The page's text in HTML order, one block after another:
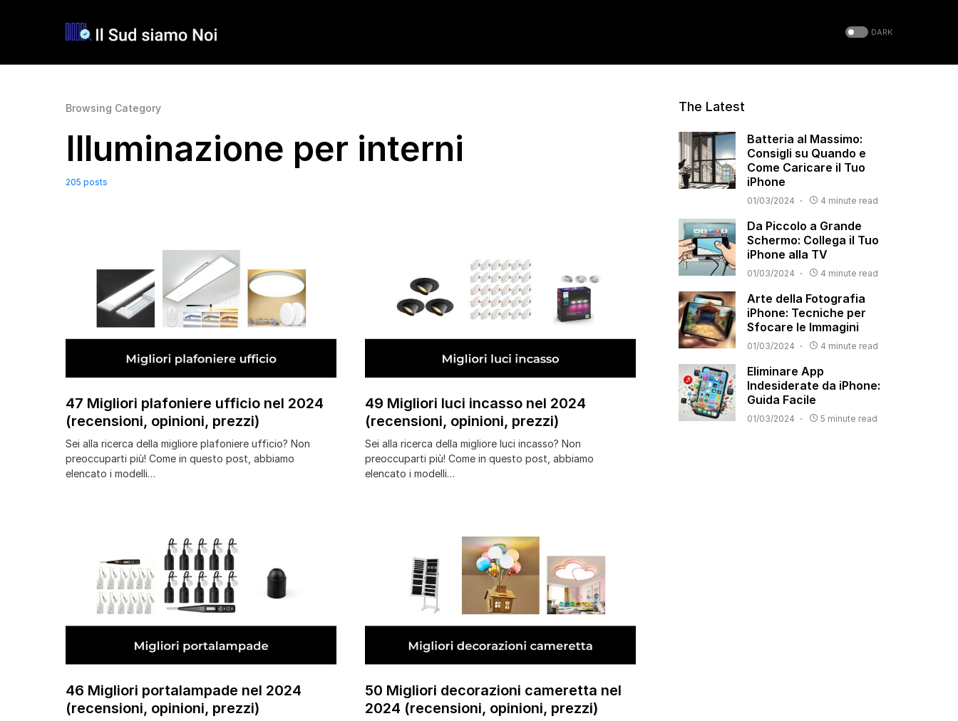
DARK
Browsing Category
Illuminazione per interni
205 posts
47 Migliori plafoniere ufficio nel 2024
(recensioni, opinioni, prezzi)
Sei alla ricerca della migliore plafoniere ufficio? Non
preoccuparti più! Come in questo post, abbiamo
elencato i modelli…
49 Migliori luci incasso nel 2024
(recensioni, opinioni, prezzi)
Sei alla ricerca della migliore luci incasso? Non
preoccuparti più! Come in questo post, abbiamo
elencato i modelli…
46 Migliori portalampade nel 2024
(recensioni, opinioni, prezzi)
50 Migliori decorazioni cameretta nel
2024 (recensioni, opinioni, prezzi)
The Latest
Batteria al Massimo:
Consigli su Quando e
Come Caricare il Tuo
iPhone
01/03/2024 4 minute read
Da Piccolo a Grande
Schermo: Collega il Tuo
iPhone alla TV
01/03/2024 4 minute read
Arte della Fotografia
iPhone: Tecniche per
Sfocare le Immagini
01/03/2024 4 minute read
Eliminare App
Indesiderate da iPhone:
Guida Facile
01/03/2024 5 minute read